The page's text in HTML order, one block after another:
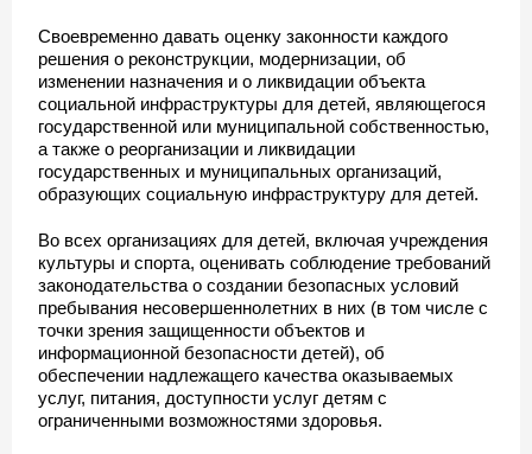
Своевременно давать оценку законности каждого
решения о реконструкции, модернизации, об
изменении назначения и о ликвидации объекта
социальной инфраструктуры для детей, являющегося
государственной или муниципальной собственностью,
а также о реорганизации и ликвидации
государственных и муниципальных организаций,
образующих социальную инфраструктуру для детей.
Во всех организациях для детей, включая учреждения
культуры и спорта, оценивать соблюдение требований
законодательства о создании безопасных условий
пребывания несовершеннолетних в них (в том числе с
точки зрения защищенности объектов и
информационной безопасности детей), об
обеспечении надлежащего качества оказываемых
услуг, питания, доступности услуг детям с
ограниченными возможностями здоровья.